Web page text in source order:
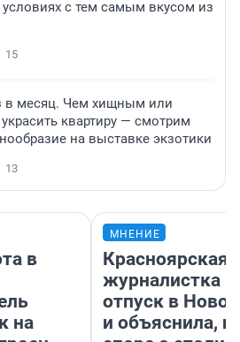
с тем самым вкусом из
15
в месяц. Чем хищным или
квартиру — смотрим
на выставке экзотики
13
в
на
МНЕНИЕ
Красноярская
журналистка
отпуск в
и объяснила,